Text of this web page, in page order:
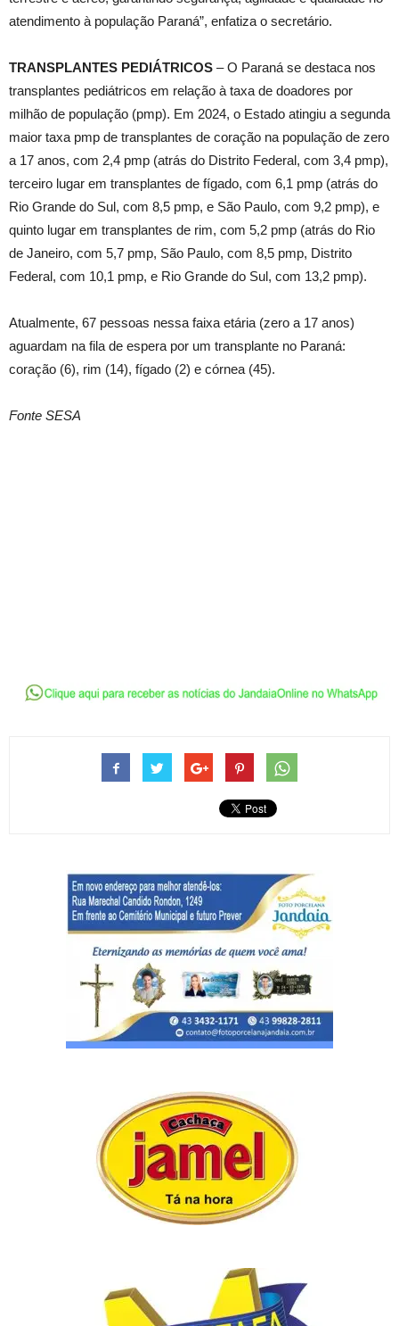
atendimento à população Paraná”, enfatiza o secretário.
TRANSPLANTES PEDIÁTRICOS – O Paraná se destaca nos
transplantes pediátricos em relação à taxa de doadores por
milhão de população (pmp). Em 2024, o Estado atingiu a segunda
maior taxa pmp de transplantes de coração na população de zero
a 17 anos, com 2,4 pmp (atrás do Distrito Federal, com 3,4 pmp),
terceiro lugar em transplantes de fígado, com 6,1 pmp (atrás do
Rio Grande do Sul, com 8,5 pmp, e São Paulo, com 9,2 pmp), e
quinto lugar em transplantes de rim, com 5,2 pmp (atrás do Rio
de Janeiro, com 5,7 pmp, São Paulo, com 8,5 pmp, Distrito
Federal, com 10,1 pmp, e Rio Grande do Sul, com 13,2 pmp).
Atualmente, 67 pessoas nessa faixa etária (zero a 17 anos)
aguardam na fila de espera por um transplante no Paraná:
coração (6), rim (14), fígado (2) e córnea (45).
Fonte SESA